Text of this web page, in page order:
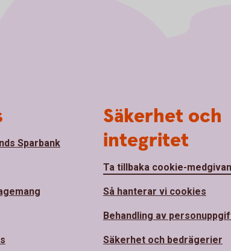
Sparbank
Säkerhet och
integritet
Ta tillbaka cookie-
Så hanterar vi cookies
Behandling av
Säkerhet och bedrägerier